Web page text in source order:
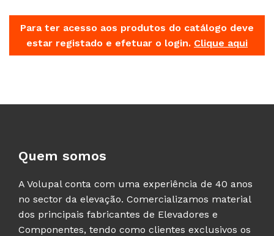
Para ter acesso aos produtos do catálogo deve
estar registado e efetuar o login. Clique aqui
Quem somos
A Volupal conta com uma experiência de 40 anos
no sector da elevação. Comercializamos material
dos principais fabricantes de Elevadores e
Componentes, tendo como clientes exclusivos os